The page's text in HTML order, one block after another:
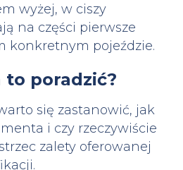
wyżej, w ciszy
na części pierwsze
konkretnym pojeździe.
to poradzić?
się zastanowić, jak
i czy rzeczywiście
zalety oferowanej